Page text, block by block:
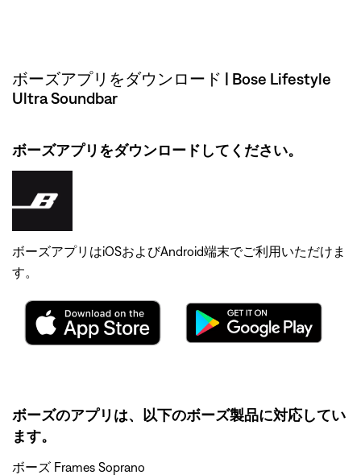
ボーズアプリをダウンロード | Bose Lifestyle
Ultra Soundbar
ボーズアプリをダウンロードしてください。
ボーズアプリはiOSおよびAndroid端末でご利用いただけま
す。
ボーズのアプリは、以下のボーズ製品に対応してい
ます。
ボーズ Frames Soprano